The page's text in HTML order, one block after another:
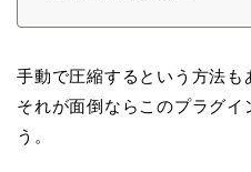
手動で圧縮するという方法も
それが面倒ならこのプラグイ
う。